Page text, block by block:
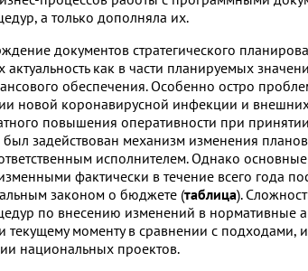
а только дополняла их.
документов стратегического
как в части планируемых
обеспечения. Особенно остро
новой коронавирусной инфекции и
повышения оперативности при
задействован механизм изменения
исполнителем. Однако
фактически в течение всего года
законом о бюджете (таблица).
по внесению изменений в нормативные
текущему моменту в сравнении с подходами,
национальных проектов.